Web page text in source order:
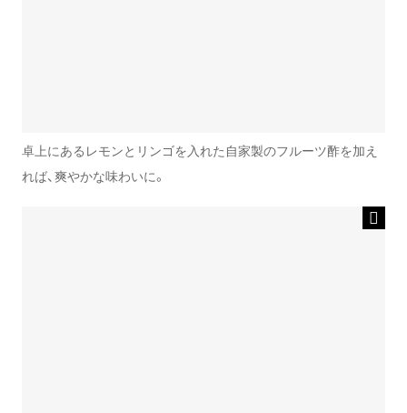
卓上にあるレモンとリンゴを入れた自家製のフルーツ酢を加え
れば、爽やかな味わいに。